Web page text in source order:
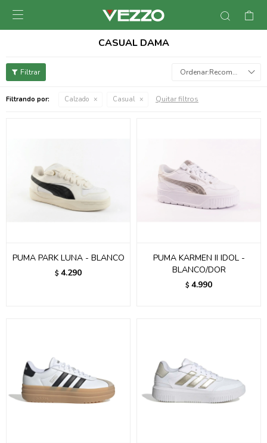

CASUAL DAMA
Recomendados
Filtrando por: Calzado Casual Quitar filtros
PUMA PARK LUNA - BLANCO
$ 4.290
PUMA KARMEN II IDOL -
BLANCO/DOR
$ 4.990